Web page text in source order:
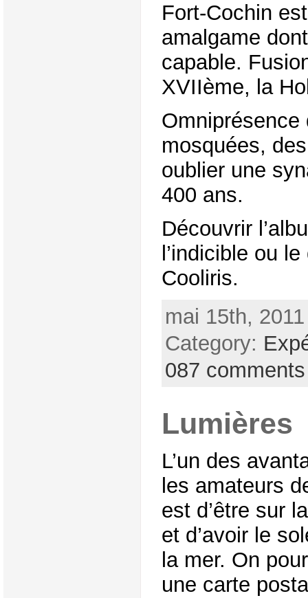
Fort-Cochin
amalgame
capable.
XVIIème, la
mosquées,
oublier une
400 ans.
Découvrir
l’indicible ou
Cooliris.
mai 15th,
Category:
087 comments
Lumières
L’un des
les amateurs
est d’être sur
et d’avoir le
la mer. On
une carte